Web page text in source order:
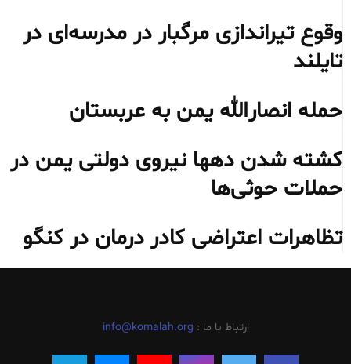
وقوع تیراندازی مرگبار در مدرسه‌ای در
تایلند
حمله انصارالله یمن به عربستان
کشته شدن دهها نیروی دولتی یمن در
حملات حوثی‌ها
تظاهرات اعتراضی کادر درمان در کنگو
ارتباط با ما : info@komalah.org